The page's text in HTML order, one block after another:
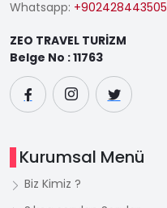
Whatsapp: +902428443505
ZEO TRAVEL TURİZM
Belge No : 11763
Kurumsal Menü
Biz Kimiz ?